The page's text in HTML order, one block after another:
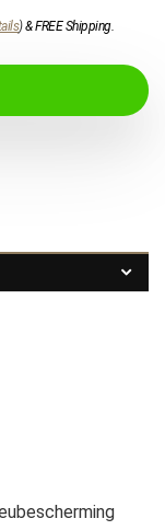
)&FREE Shipping.